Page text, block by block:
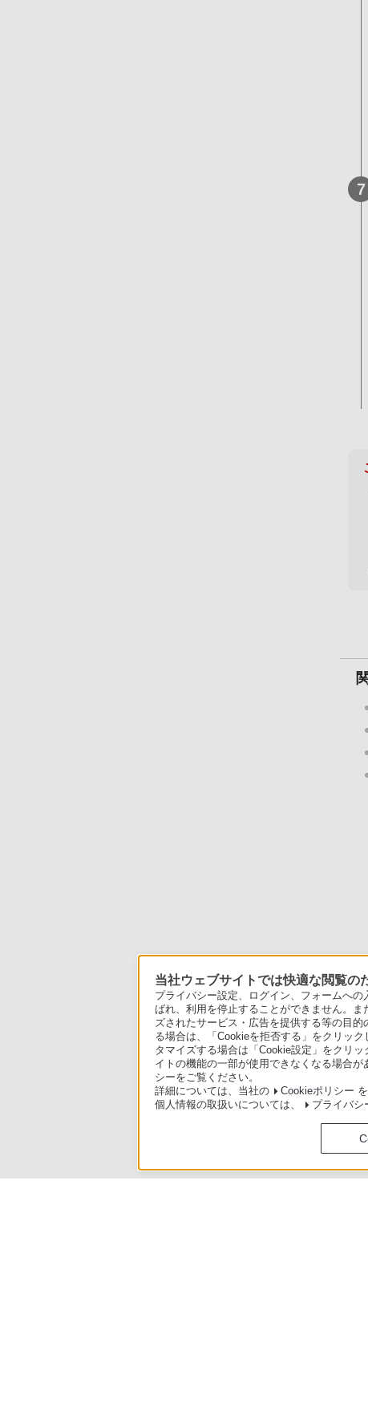
当社ウェブサイトでは快適な閲覧の
プライバシー設定、ログイン、フォームへ
ばれ、利用を停止することができません。
ズされたサービス・広告を提供する等の目
る場合は、「Cookieを拒否する」をクリッ
タマイズする場合は「Cookie設定」をクリ
イトの機能の一部が使用できなくなる場合
シーをご覧ください。
詳細については、当社の
Cookieポリシー
個人情報の取扱いについては、
プライバシ